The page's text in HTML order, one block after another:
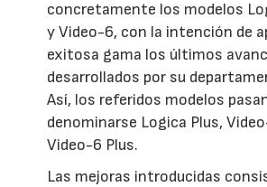
concretamente los modelos
y Video-6, con la intención de
exitosa gama los últimos
desarrollados por su
Así, los referidos modelos
denominarse Logica Plus,
Video-6 Plus.
Las mejoras introducidas